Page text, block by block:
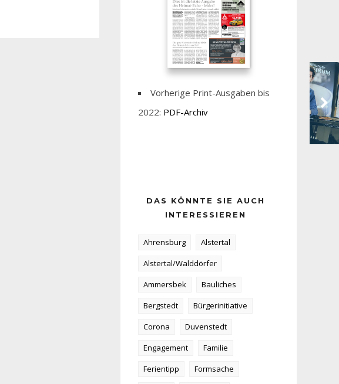
Vorherige Print-Ausgaben bis
2022: PDF-Archiv
DAS KÖNNTE SIE AUCH
INTERESSIEREN
Ahrensburg
Alstertal
Alstertal/Walddörfer
Ammersbek
Bauliches
Bergstedt
Bürgerinitiative
Corona
Duvenstedt
Engagement
Familie
Ferientipp
Formsache